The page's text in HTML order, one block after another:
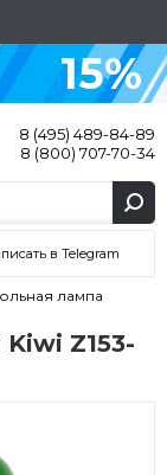
15%
8 (495) 489-84-89
8 (800) 707-70-34
в Telegram
лампа
Z153-